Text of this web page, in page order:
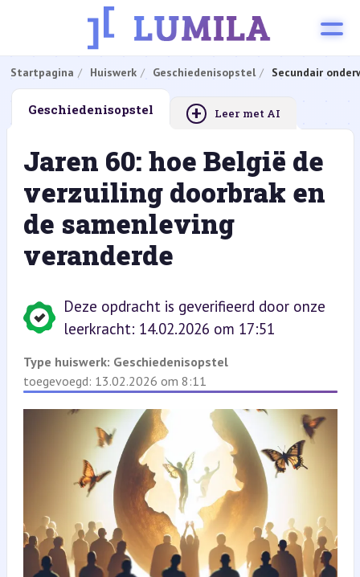
Startpagina Huiswerk Geschiedenisopstel Secundair
Geschiedenisopstel + Leer met AI
Jaren 60: hoe België de
verzuiling doorbrak en
de samenleving
veranderde
Deze opdracht is geverifieerd door onze
leerkracht: 14.02.2026 om 17:51
Type huiswerk: Geschiedenisopstel
toegevoegd: 13.02.2026 om 8:11